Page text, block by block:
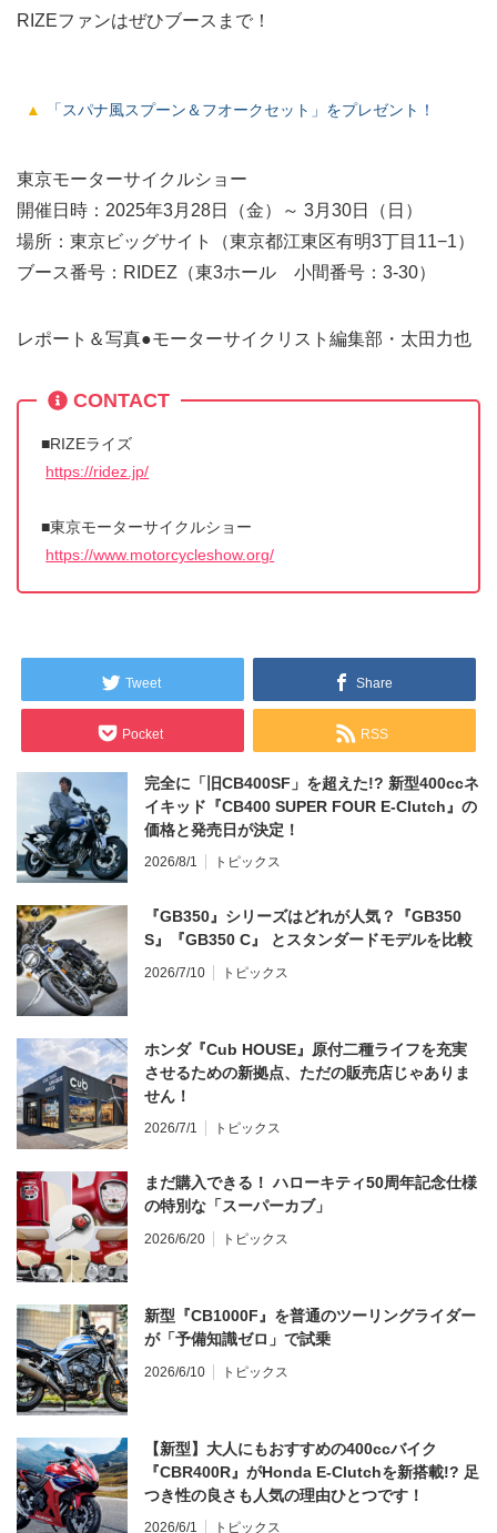
RIZEファンはぜひブースまで！
「スパナ風スプーン＆フオークセット」をプレゼント！
東京モーターサイクルショー
開催日時：2025年3月28日（金）～ 3月30日（日）
場所：東京ビッグサイト（東京都江東区有明3丁目11−1）
ブース番号：RIDEZ（東3ホール 小間番号：3-30）
レポート＆写真●モーターサイクリスト編集部・太田力也
CONTACT
■RIZEライズ
https://ridez.jp/
■東京モーターサイクルショー
https://www.motorcycleshow.org/
Tweet Share
Pocket RSS
完全に「旧CB400SF」を超えた!? 新型400ccネ
イキッド『CB400 SUPER FOUR E-Clutch』の
価格と発売日が決定！
2026/8/1 トピックス
『GB350』シリーズはどれが人気？『GB350
S』『GB350 C』 とスタンダードモデルを比較
2026/7/10 トピックス
ホンダ『Cub HOUSE』原付二種ライフを充実
させるための新拠点、ただの販売店じゃありま
せん！
2026/7/1 トピックス
まだ購入できる！ ハローキティ50周年記念仕様
の特別な「スーパーカブ」
2026/6/20 トピックス
新型『CB1000F』を普通のツーリングライダー
が「予備知識ゼロ」で試乗
2026/6/10 トピックス
【新型】大人にもおすすめの400ccバイク
『CBR400R』がHonda E-Clutchを新搭載!? 足
つき性の良さも人気の理由ひとつです！
2026/6/1 トピックス